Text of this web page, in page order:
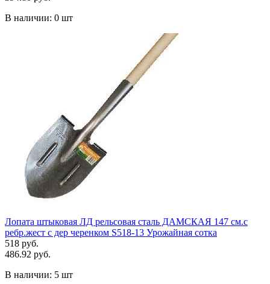
В наличии: 0 шт
Лопата штыковая ЛД рельсовая сталь ДАМСКАЯ 147 см.с
ребр.жест с дер черенком S518-13 Урожайная сотка
518 руб.
486.92 руб.
В наличии: 5 шт